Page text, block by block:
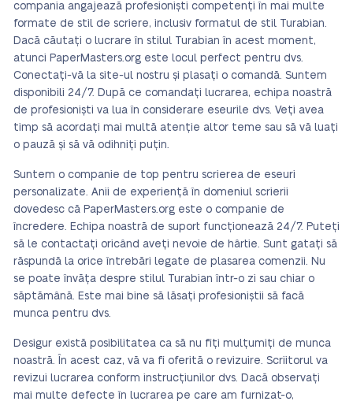
compania angajează profesioniști competenți în mai multe
formate de stil de scriere, inclusiv formatul de stil Turabian.
Dacă căutați o lucrare în stilul Turabian în acest moment,
atunci PaperMasters.org este locul perfect pentru dvs.
Conectați-vă la site-ul nostru și plasați o comandă. Suntem
disponibili 24/7. După ce comandați lucrarea, echipa noastră
de profesioniști va lua în considerare eseurile dvs. Veți avea
timp să acordați mai multă atenție altor teme sau să vă luați
o pauză și să vă odihniți puțin.
Suntem o companie de top pentru scrierea de eseuri
personalizate. Anii de experiență în domeniul scrierii
dovedesc că PaperMasters.org este o companie de
încredere. Echipa noastră de suport funcționează 24/7. Puteți
să le contactați oricând aveți nevoie de hârtie. Sunt gatați să
răspundă la orice întrebări legate de plasarea comenzii. Nu
se poate învăța despre stilul Turabian într-o zi sau chiar o
săptămână. Este mai bine să lăsați profesioniștii să facă
munca pentru dvs.
Desigur există posibilitatea ca să nu fiți mulțumiți de munca
noastră. În acest caz, vă va fi oferită o revizuire. Scriitorul va
revizui lucrarea conform instrucțiunilor dvs. Dacă observați
mai multe defecte în lucrarea pe care am furnizat-o,